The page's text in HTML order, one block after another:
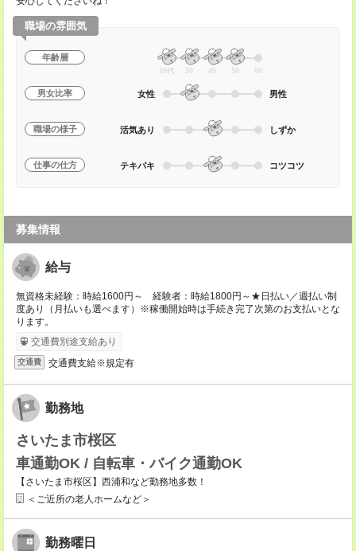
職場の雰囲気
年齢層
20代 30 40 50 60
男女比率 女性 男性
職場の様子 活気あり しずか
仕事の仕方 テキパキ コツコツ
募集情報
給与
無資格未経験：時給1600円～ 経験者：時給1800円～★日払い／週払い制
度あり（月払いも選べます）※稼働開始時は手続き完了次第のお支払いとな
ります。
交通費別途支給あり
交通費 交通費支給※規定有
勤務地
さいたま市桜区
車通勤OK / 自転車・バイク通勤OK
【さいたま市桜区】西浦和など勤務地多数！
＜ご近所の老人ホームなど＞
勤務曜日